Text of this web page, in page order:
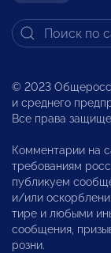
© 2023
и среднего
Все права
Комментарии на
требованиям
публикуем
и/или
тире и любыми
сообщения,
розни.